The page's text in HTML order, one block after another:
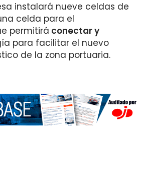
instalará nueve celdas de
celda para el
permitirá conectar y
para facilitar el nuevo
de la zona portuaria.